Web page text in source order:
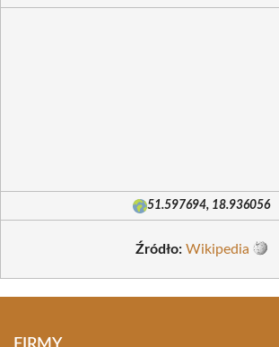
51.597694, 18.936056
Źródło: Wikipedia